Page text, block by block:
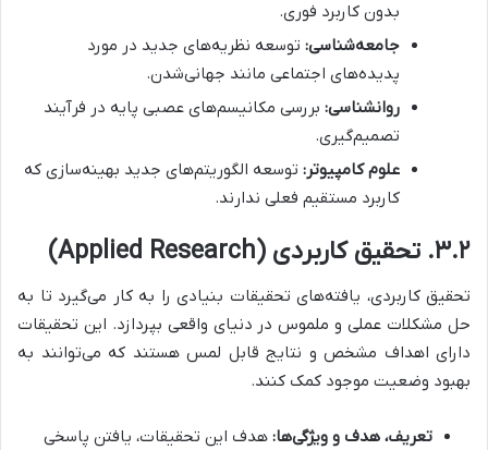
بدون کاربرد فوری.
جامعه‌شناسی: توسعه نظریه‌های جدید در مورد
پدیده‌های اجتماعی مانند جهانی‌شدن.
روانشناسی: بررسی مکانیسم‌های عصبی پایه در فرآیند
تصمیم‌گیری.
علوم کامپیوتر: توسعه الگوریتم‌های جدید بهینه‌سازی که
کاربرد مستقیم فعلی ندارند.
۳.۲. تحقیق کاربردی (Applied Research)
تحقیق کاربردی، یافته‌های تحقیقات بنیادی را به کار می‌گیرد تا به
حل مشکلات عملی و ملموس در دنیای واقعی بپردازد. این تحقیقات
دارای اهداف مشخص و نتایج قابل لمس هستند که می‌توانند به
بهبود وضعیت موجود کمک کنند.
تعریف، هدف و ویژگی‌ها: هدف این تحقیقات، یافتن پاسخی